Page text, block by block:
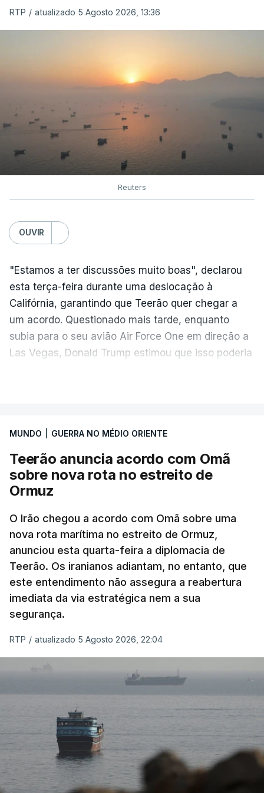
RTP / atualizado 5 Agosto 2026, 13:36
Reuters
OUVIR
"Estamos a ter discussões muito boas", declarou
esta terça-feira durante uma deslocação à
Califórnia, garantindo que Teerão quer chegar a
um acordo. Questionado mais tarde, enquanto
subia para o seu avião Air Force One em direção a
Las Vegas, Donald Trump estimou que isso poderia
"progressos" nas negociações com o Irão e Omã,
Segundo o meio de comunicação Axios, que cita
"fontes regionais" não identificadas, e
para organizar a passagem no estreito entre o
Irão e o sultanato de Omã.
Este acordo preliminar prevê, segundo o Axios, que
todo o transporte marítimo que entre através do
estreito utilize uma rota a norte nas águas
iranianas, e que qualquer navio que saia siga uma
trajetória meridional nas águas controladas por
passagem. A via central seria desminada durante
ERRO100
ERROR ON HTML5 MEDIA ELEMENT
ESTE CONTEÚDO ESTÁ NESTE
MUNDO GUERRA NO MÉDIO ORIENTE
Teerão anuncia acordo com Omã
sobre nova rota no estreito de
Ormuz
O Irão chegou a acordo com Omã sobre uma
nova rota marítima no estreito de Ormuz,
anunciou esta quarta-feira a diplomacia de
Teerão. Os iranianos adiantam, no entanto, que
este entendimento não assegura a reabertura
imediata da via estratégica nem a sua
segurança.
RTP / atualizado 5 Agosto 2026, 22:04